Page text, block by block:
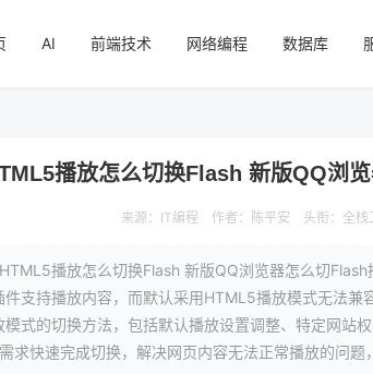
AI 前端技术 网络编程 数据库
播放怎么切换Flash 新版QQ浏
来源： IT编程 作者： 陈平安 头衔：全栈
播放怎么切换Flash 新版QQ浏览器怎么切
支持播放内容，而默认采用HTML5播放模式无法
式的切换方法，包括默认播放设置调整、特定网站
求快速完成切换，解决网页内容无法正常播放的问题